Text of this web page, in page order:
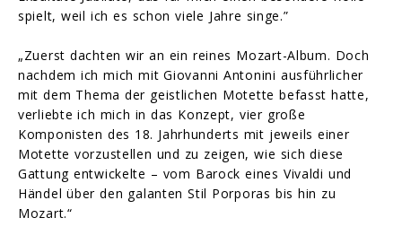
spielt, weil ich es schon viele Jahre singe.”
„Zuerst dachten wir an ein reines Mozart-Album. Doch
nachdem ich mich mit Giovanni Antonini ausführlicher
mit dem Thema der geistlichen Motette befasst hatte,
verliebte ich mich in das Konzept, vier große
Komponisten des 18. Jahrhunderts mit jeweils einer
Motette vorzustellen und zu zeigen, wie sich diese
Gattung entwickelte – vom Barock eines Vivaldi und
Händel über den galanten Stil Porporas bis hin zu
Mozart.“